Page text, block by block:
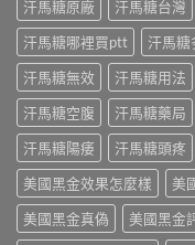
法
與
正
品
購
買〉
中
析
成
分、
正
確
吃
法
與
正
品
購
買
指
師
解
析
Kamagra
Oral
Jelly
正
確
吃
法
與
7
汗馬糖原廠
汗馬糖台灣
汗馬糖哪裡買ptt
汗馬糖
汗馬糖無效
汗馬糖用法
汗馬糖空腹
汗馬糖藥局
汗馬糖陽痿
汗馬糖頭疼
美國黑金效果怎麼樣
美
美國黑金真偽
美國黑金